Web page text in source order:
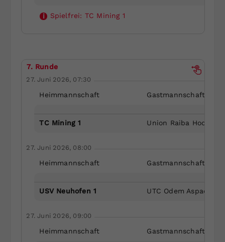
i Spielfrei: TC Mining 1
7. Runde
27. Juni 2026, 07:30
Heimmannschaft Gastmannschaft
TC Mining 1 Union Raiba
27. Juni 2026, 08:00
Heimmannschaft Gastmannschaft
USV Neuhofen 1 UTC Odem Aspach-
27. Juni 2026, 09:00
Heimmannschaft Gastmannschaft